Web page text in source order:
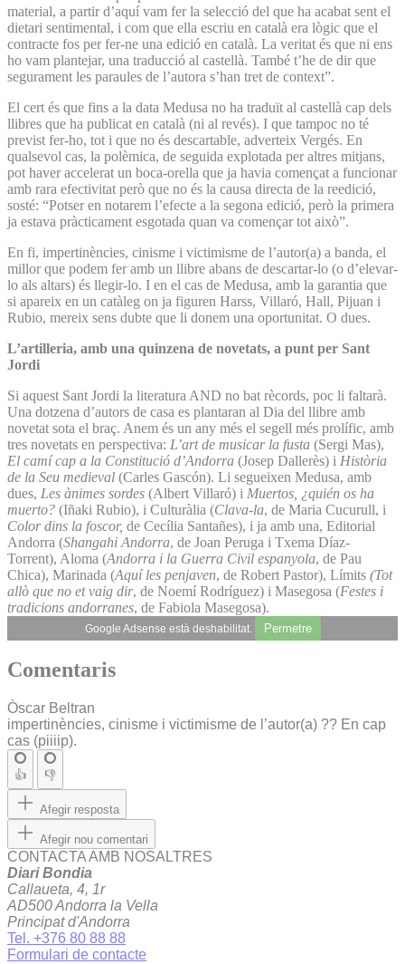
material, a partir d’aquí vam fer la selecció del que ha acabat sent el
dietari sentimental, i com que ella escriu en català era lògic que el
contracte fos per fer-ne una edició en català. La veritat és que ni ens
ho vam plantejar, una traducció al castellà. També t’he de dir que
segurament les paraules de l’autora s’han tret de context”.
El cert és que fins a la data Medusa no ha traduït al castellà cap dels
llibres que ha publicat en català (ni al revés). I que tampoc no té
previst fer-ho, tot i que no és descartable, adverteix Vergés. En
qualsevol cas, la polèmica, de seguida explotada per altres mitjans,
pot haver accelerat un boca-orella que ja havia començat a funcionar
amb rara efectivitat però que no és la causa directa de la reedició,
sosté: “Potser en notarem l’efecte a la segona edició, però la primera
ja estava pràcticament esgotada quan va començar tot això”.
En fi, impertinències, cinisme i victimisme de l’autor(a) a banda, el
millor que podem fer amb un llibre abans de descartar-lo (o d’elevar-
lo als altars) és llegir-lo. I en el cas de Medusa, amb la garantia que
si apareix en un catàleg on ja figuren Harss, Villaró, Hall, Pijuan i
Rubio, mereix sens dubte que li donem una oportunitat. O dues.
L’artilleria, amb una quinzena de novetats, a punt per Sant
Jordi
Si aquest Sant Jordi la literatura AND no bat rècords, poc li faltarà.
Una dotzena d’autors de casa es plantaran al Dia del llibre amb
novetat sota el braç. Anem és un any més el segell més prolífic, amb
tres novetats en perspectiva: L’art de musicar la fusta (Sergi Mas),
El camí cap a la Constitució d’Andorra (Josep Dallerès) i Història
de la Seu medieval (Carles Gascón). Li segueixen Medusa, amb
dues, Les ànimes sordes (Albert Villaró) i Muertos, ¿quién os ha
muerto? (Iñaki Rubio), i Culturàlia (Clava-la, de Maria Cucurull, i
Color dins la foscor, de Cecília Santañes), i ja amb una, Editorial
Andorra (Shangahi Andorra, de Joan Peruga i Txema Díaz-
Torrent), Aloma (Andorra i la Guerra Civil espanyola, de Pau
Chica), Marinada (Aquí les penjaven, de Robert Pastor), Límits (Tot
allò que no et vaig dir, de Noemí Rodríguez) i Masegosa (Festes i
tradicions andorranes, de Fabiola Masegosa).
Google Adsense està deshabilitat. Permetre
Comentaris
Òscar Beltran
impertinències, cinisme i victimisme de l’autor(a) ?? En cap
cas (piiiip).
👍 👎
Afegir resposta
Afegir nou comentari
CONTACTA AMB NOSALTRES
Diari Bondia
Callaueta, 4, 1r
AD500 Andorra la Vella
Principat d'Andorra
Tel. +376 80 88 88
Formulari de contacte